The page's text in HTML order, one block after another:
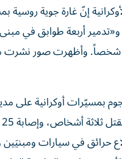
إنّ غارة جوية روسية
أربعة طوابق في
خاركيف. وجُرح 23 شخصاً. وأظهرت صور
بمسيّرات أوكرانية على
حرائق في سيارات ومبنيَين